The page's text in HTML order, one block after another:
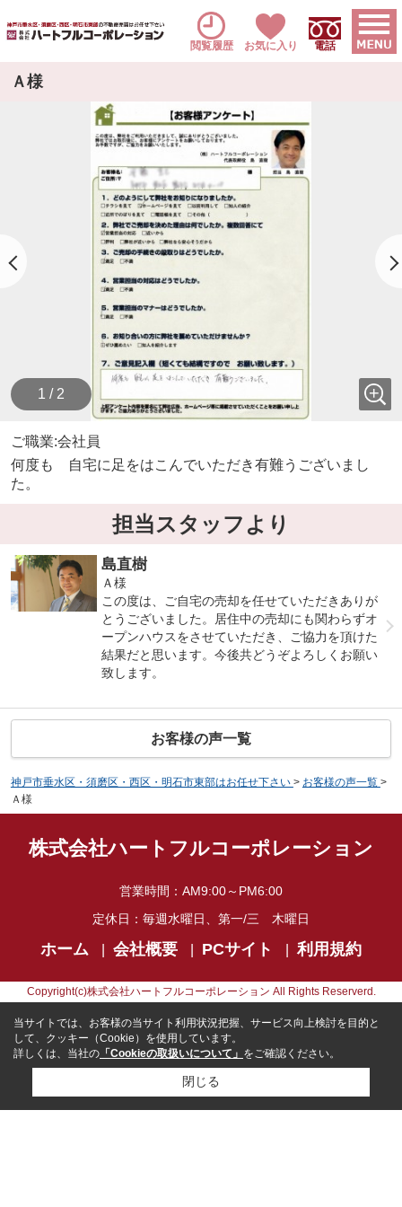
閲覧履歴 お気に入り 電話
Ａ様
1 / 2
ご職業:会社員
何度も 自宅に足をはこんでいただき有難うございまし
た。
担当スタッフより
島直樹
Ａ様
この度は、ご自宅の売却を任せていただきありが
とうございました。居住中の売却にも関わらずオ
ープンハウスをさせていただき、ご協力を頂けた
結果だと思います。今後共どうぞよろしくお願い
致します。
お客様の声一覧
神戸市垂水区・須磨区・西区・明石市東部はお任せ下さい > お客様の声一覧 >
Ａ様
株式会社ハートフルコーポレーション
営業時間： AM9:00～PM6:00
定休日： 毎週水曜日、第一/三 木曜日
ホーム 会社概要 PCサイト 利用規約
Copyright(c)株式会社ハートフルコーポレーション All Rights Reserverd.
当サイトでは、お客様の当サイト利用状況把握、サービス向上検討を目的と
して、クッキー（Cookie）を使用しています。
詳しくは、当社の 「Cookieの取扱いについて」 をご確認ください。
閉じる